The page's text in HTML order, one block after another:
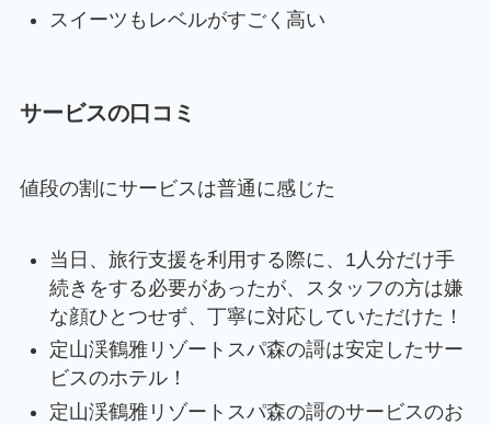
スイーツもレベルがすごく高い
サービスの口コミ
値段の割にサービスは普通に感じた
当日、旅行支援を利用する際に、1人分だけ手
続きをする必要があったが、スタッフの方は嫌
な顔ひとつせず、丁寧に対応していただけた！
定山渓鶴雅リゾートスパ森の謌は安定したサー
ビスのホテル！
定山渓鶴雅リゾートスパ森の謌のサービスのお